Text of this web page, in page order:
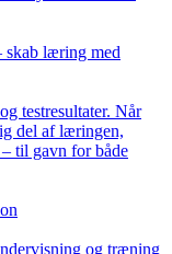
skab læring med
testresultater. Når
del af læringen,
til gavn for både
og træning